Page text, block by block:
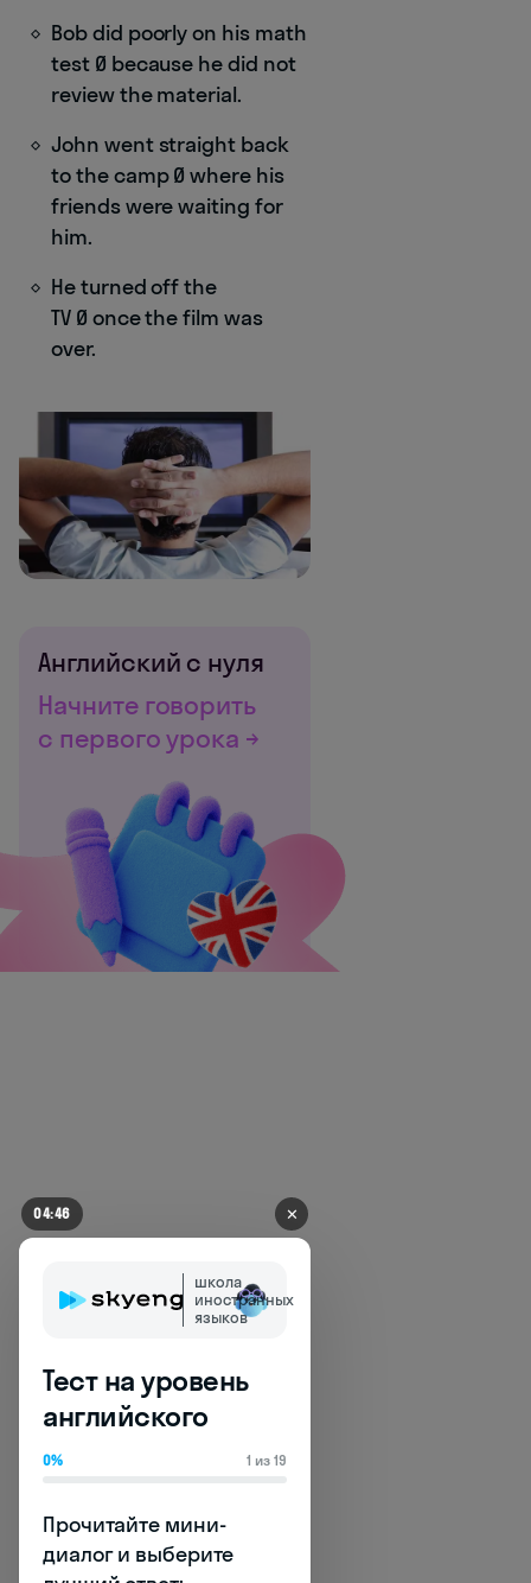
Bob did poorly on his math
test Ø because he did not
review the material.
John went straight back
to the camp Ø where his
friends were waiting for
him.
He turned off the
TV Ø once the film was
over.
Английский с нуля
Начните говорить
с первого урока →
Пунктуация
04:41 ✕
школа
иностранных
языков
Тест на уровень
английского
0% 1 из 19
Прочитайте мини-
диалог и выберите